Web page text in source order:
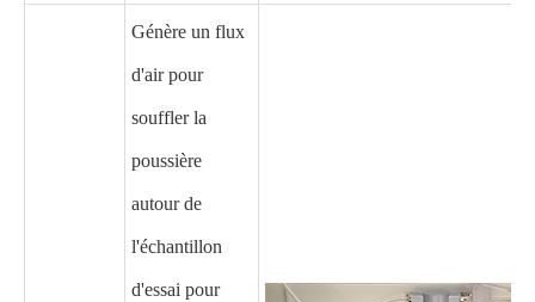
Génère un flux
d'air pour
souffler la
poussière
autour de
l'échantillon
d'essai pour